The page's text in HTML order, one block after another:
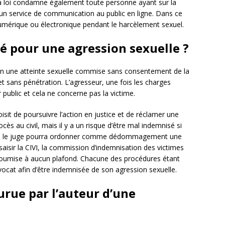
loi condamne également toute personne ayant sur la
service de communication au public en ligne. Dans ce
ou électronique pendant le harcèlement sexuel.
pour une agression sexuelle ?
une atteinte sexuelle commise sans consentement de la
pénétration. L’agresseur, une fois les charges
et cela ne concerne pas la victime.
de poursuivre l’action en justice et de réclamer une
au civil, mais il y a un risque d’être mal indemnisé si
le juge pourra ordonner comme dédommagement une
la CIVI, la commission d’indemnisation des victimes
à aucun plafond. Chacune des procédures étant
afin d’être indemnisée de son agression sexuelle.
par l’auteur d’une